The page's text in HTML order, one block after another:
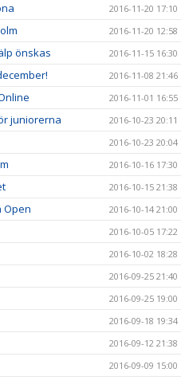
2016-11-20 17:10
2016-11-20 12:58
önskas 2016-11-15 16:30
2016-11-08 21:46
2016-11-01 16:55
juniorerna 2016-10-23 20:11
2016-10-23 20:04
2016-10-16 17:30
2016-10-15 21:38
Open 2016-10-14 21:00
2016-10-05 17:22
2016-10-02 18:28
2016-09-25 21:40
2016-09-25 19:00
2016-09-18 19:34
2016-09-12 21:38
2016-09-09 15:00